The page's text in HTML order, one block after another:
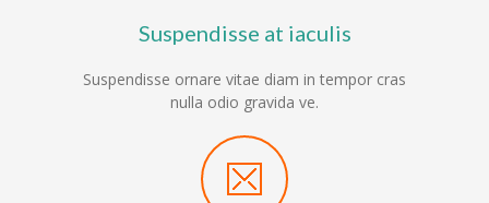
Suspendisse at iaculis
Suspendisse ornare vitae diam in tempor cras
nulla odio gravida ve.